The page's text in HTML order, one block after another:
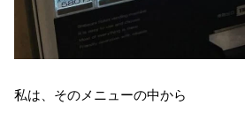
私は、そのメニューの中から